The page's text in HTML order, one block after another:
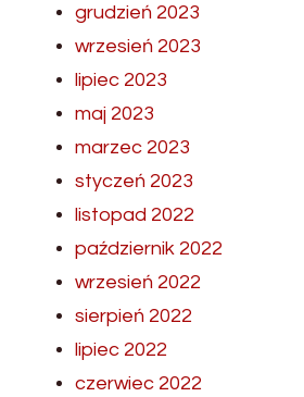
grudzień 2023
wrzesień 2023
lipiec 2023
maj 2023
marzec 2023
styczeń 2023
listopad 2022
październik 2022
wrzesień 2022
sierpień 2022
lipiec 2022
czerwiec 2022